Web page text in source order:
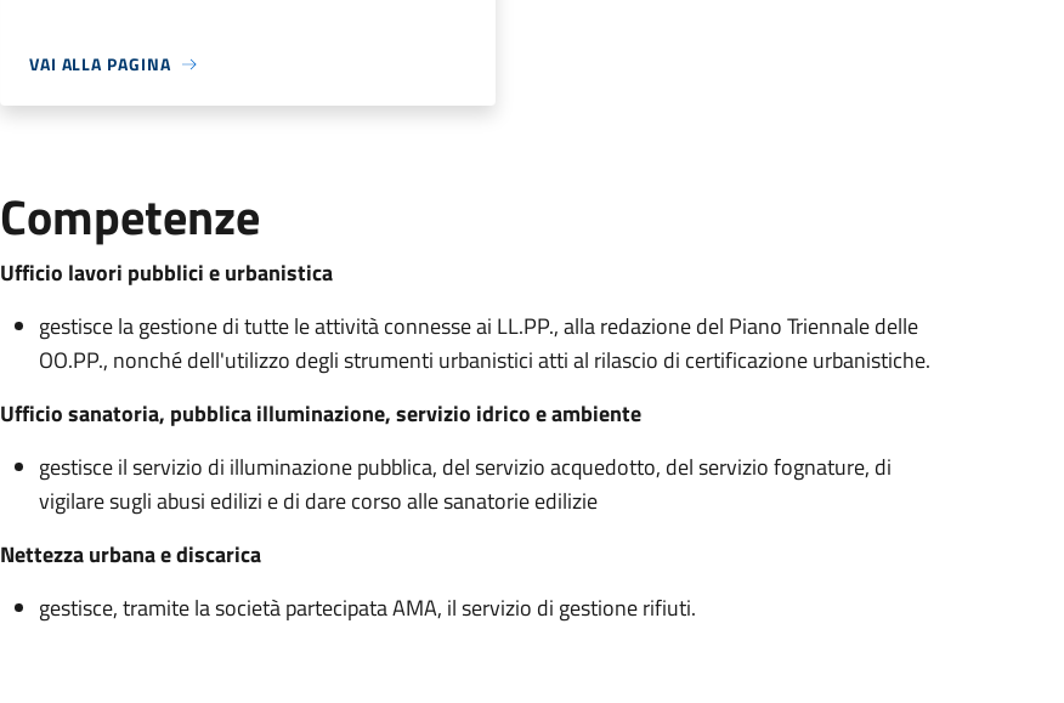
VAI ALLA PAGINA
Competenze
Ufficio lavori pubblici e urbanistica
gestisce la gestione di tutte le attività connesse ai LL.PP., alla redazione del Piano Triennale delle
OO.PP., nonché dell'utilizzo degli strumenti urbanistici atti al rilascio di certificazione urbanistiche.
Ufficio sanatoria, pubblica illuminazione, servizio idrico e ambiente
gestisce il servizio di illuminazione pubblica, del servizio acquedotto, del servizio fognature, di
vigilare sugli abusi edilizi e di dare corso alle sanatorie edilizie
Nettezza urbana e discarica
gestisce, tramite la società partecipata AMA, il servizio di gestione rifiuti.